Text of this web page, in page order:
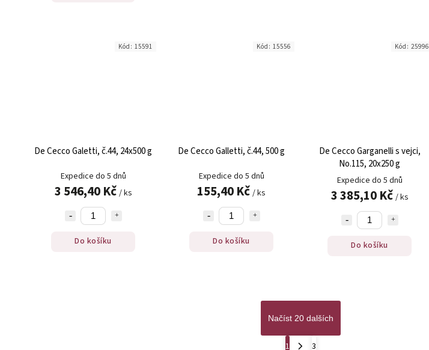
De Cecco Galetti, č.44, 24x500 g
Expedice do 5 dnů
3 546,40 Kč / ks
Do košíku
Kód: 15591
De Cecco Galletti, č.44, 500 g
Expedice do 5 dnů
155,40 Kč / ks
Do košíku
Kód: 15556
De Cecco Garganelli s vejci,
No.115, 20x250 g
Expedice do 5 dnů
3 385,10 Kč / ks
Do košíku
Kód: 25996
Načíst 20 dalších
1
3